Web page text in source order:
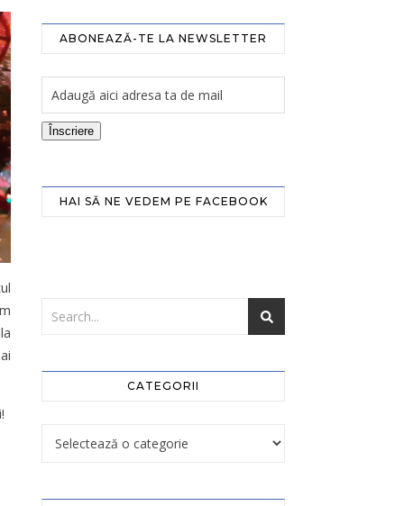
ABONEAZĂ-TE LA NEWSLETTER
Înscriere
HAI SĂ NE VEDEM PE FACEBOOK
CATEGORII